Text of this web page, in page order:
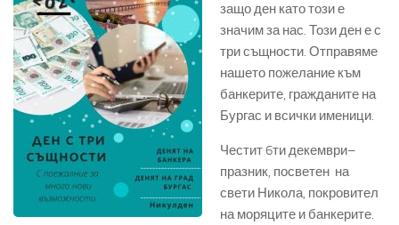
защо ден като този е
значим за нас. Този ден е с
три същности. Отправяме
нашето пожелание към
банкерите, гражданите на
Бургас и всички именици.
Честит 6ти декември–
празник, посветен на
свети Никола, покровител
на моряците и банкерите.